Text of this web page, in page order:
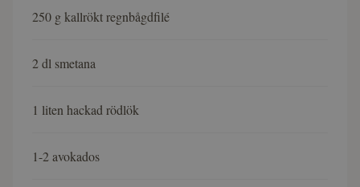
250 g kallrökt regnbågdfilé
2 dl smetana
1 liten hackad rödlök
1-2 avokados